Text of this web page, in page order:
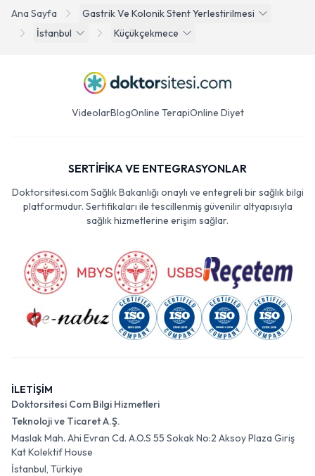
Ana Sayfa
Gastrik Ve Kolonik Stent Yerlestirilmesi
İstanbul
Küçükçekmece
VideolarBlogOnline TerapiOnline Diyet
SERTİFİKA VE ENTEGRASYONLAR
Doktorsitesi.com Sağlık Bakanlığı onaylı ve entegreli bir sağlık bilgi
platformudur. Sertifikaları ile tescillenmiş güvenilir altyapısıyla
sağlık hizmetlerine erişim sağlar.
İLETİŞİM
Doktorsitesi Com Bilgi Hizmetleri
Teknoloji ve Ticaret A.Ş.
Maslak Mah. Ahi Evran Cd. A.O.S 55 Sokak No:2 Aksoy Plaza Giriş
Kat Kolektif House
İstanbul, Türkiye